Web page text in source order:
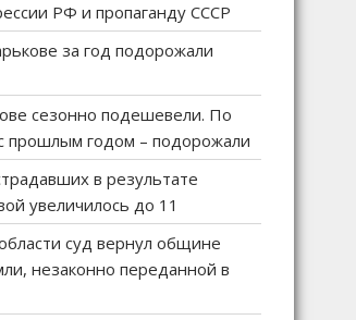
РФ и пропаганду СССР
за год подорожали
сезонно подешевели. По
прошлым годом – подорожали
в результате
увеличилось до 11
суд вернул общине
незаконно переданной в